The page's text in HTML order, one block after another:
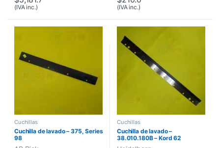
(IVA inc.) (IVA inc.)
Cuchillas
Cuchilla de lavado – 375, Series
98
Cuchillas
Cuchilla de lavado –
38.010.180B – Kord 62